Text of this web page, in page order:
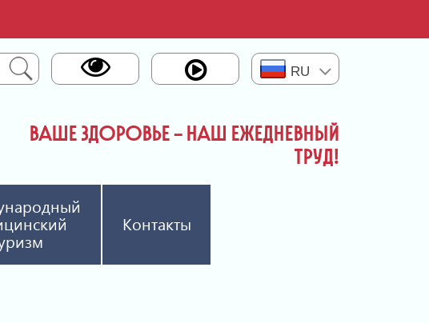
RU
ВАШЕ ЗДОРОВЬЕ – НАШ ЕЖЕДНЕВНЫЙ
ТРУД!
Контакты